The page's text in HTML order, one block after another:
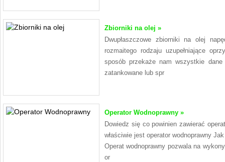
Zbiorniki na olej »
Dwupłaszczowe zbiorniki na olej
rozmaitego rodzaju uzupełniające
sposób przekaże nam wszystkie
zatankowane lub spr
Operator Wodnoprawny »
Dowiedz się co powinien zawierać
właściwie jest operator wodnoprawny
Operat wodnoprawny pozwala na
or